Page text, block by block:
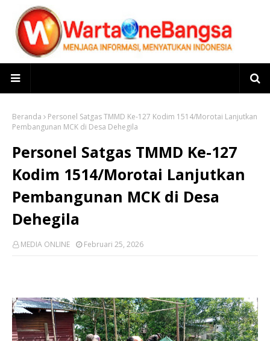
Beranda
Personel Satgas TMMD Ke-127 Kodim 1514/Morotai Lanjutkan
Pembangunan MCK di Desa Dehegila
Personel Satgas TMMD Ke-127
Kodim 1514/Morotai Lanjutkan
Pembangunan MCK di Desa
Dehegila
MEDIA ONLINE Februari 25, 2026